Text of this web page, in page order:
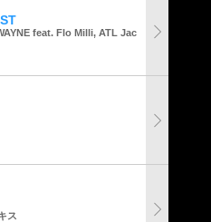
feat. Flo Milli, ATL Jac
ス